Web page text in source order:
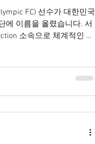
FC) 선수가 대한민국
에 이름을 올렸습니다. 서
소속으로 체계적인 매